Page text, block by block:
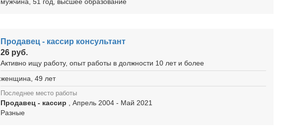
Продавец - кассир консультант
26 руб.
Активно ищу работу, опыт работы в должности 10 лет и более
женщина, 49 лет
Последнее место работы
Продавец - кассир
, Апрель 2004 - Май 2021
Разные